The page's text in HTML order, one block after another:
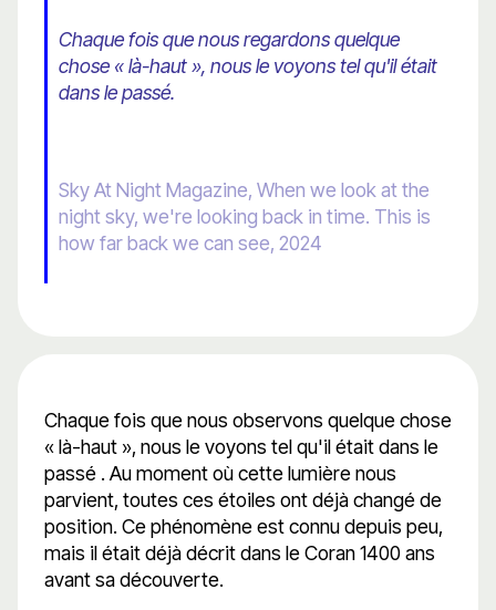
Chaque fois que nous regardons quelque
chose « là-haut », nous le voyons tel qu'il était
dans le passé.
Sky At Night Magazine, When we look at the
night sky, we're looking back in time. This is
how far back we can see, 2024
Chaque fois que nous observons quelque chose
« là-haut », nous le voyons tel qu'il était dans le
passé . Au moment où cette lumière nous
parvient, toutes ces étoiles ont déjà changé de
position. Ce phénomène est connu depuis peu,
mais il était déjà décrit dans le Coran 1400 ans
avant sa découverte.